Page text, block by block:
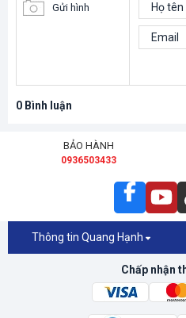
Gửi hình
0 Bình luận
BẢO HÀNH
0936503433
Thông tin Quang Hạnh
Chấp nhận